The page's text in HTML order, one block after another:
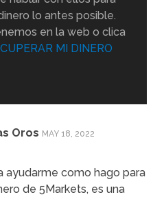
lo antes posible.
en la web o clica
MI DINERO
Oros MAY 18, 2022
ayudarme como hago para
de 5Markets, es una